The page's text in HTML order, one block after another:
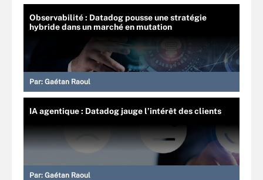
Observabilité : Datadog pousse une stratégie
hybride dans un marché en mutation
Par: Gaétan Raoul
IA agentique : Datadog jauge l’intérêt des clients
Par: Gaétan Raoul